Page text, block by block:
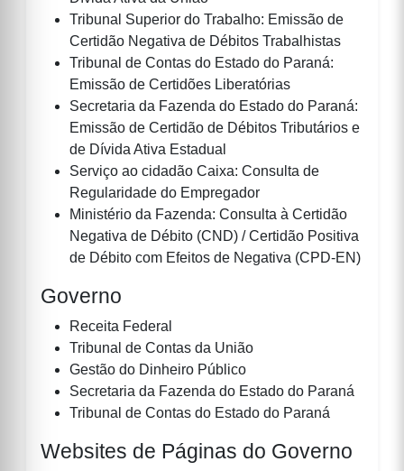
Tribunal Superior do Trabalho: Emissão de
Certidão Negativa de Débitos Trabalhistas
Tribunal de Contas do Estado do Paraná:
Emissão de Certidões Liberatórias
Secretaria da Fazenda do Estado do Paraná:
Emissão de Certidão de Débitos Tributários e
de Dívida Ativa Estadual
Serviço ao cidadão Caixa: Consulta de
Regularidade do Empregador
Ministério da Fazenda: Consulta à Certidão
Negativa de Débito (CND) / Certidão Positiva
de Débito com Efeitos de Negativa (CPD-EN)
Governo
Receita Federal
Tribunal de Contas da União
Gestão do Dinheiro Público
Secretaria da Fazenda do Estado do Paraná
Tribunal de Contas do Estado do Paraná
Websites de Páginas do Governo